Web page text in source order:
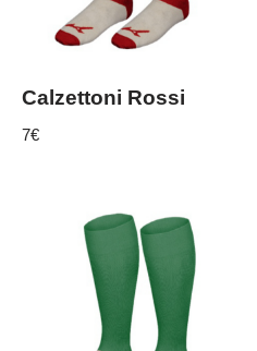
Calzettoni Rossi
7€